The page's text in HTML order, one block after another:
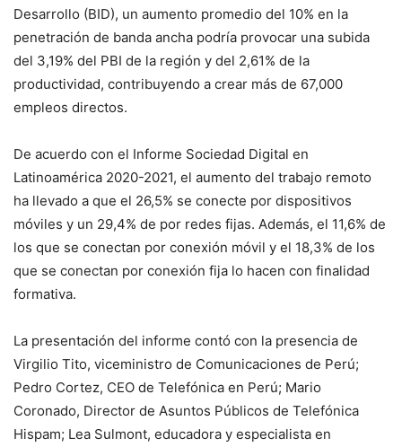
Desarrollo (BID), un aumento promedio del 10% en la
penetración de banda ancha podría provocar una subida
del 3,19% del PBI de la región y del 2,61% de la
productividad, contribuyendo a crear más de 67,000
empleos directos.
De acuerdo con el Informe Sociedad Digital en
Latinoamérica 2020-2021, el aumento del trabajo remoto
ha llevado a que el 26,5% se conecte por dispositivos
móviles y un 29,4% de por redes fijas. Además, el 11,6% de
los que se conectan por conexión móvil y el 18,3% de los
que se conectan por conexión fija lo hacen con finalidad
formativa.
La presentación del informe contó con la presencia de
Virgilio Tito, viceministro de Comunicaciones de Perú;
Pedro Cortez, CEO de Telefónica en Perú; Mario
Coronado, Director de Asuntos Públicos de Telefónica
Hispam; Lea Sulmont, educadora y especialista en